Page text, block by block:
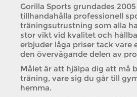
Gorilla Sports grundades
tillhandahålla professionell
träningsutrustning som alla
stor vikt vid kvalitet och
erbjuder låga priser tack vare
den övervägande delen av
Målet är att hjälpa dig att må
träning, vare sig du går till
hemma.